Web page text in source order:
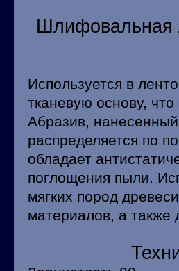
Шлифовальная
Используется в
тканевую основу,
Абразив,
распределяется по
обладает
поглощения пыли.
мягких пород
материалов, а также